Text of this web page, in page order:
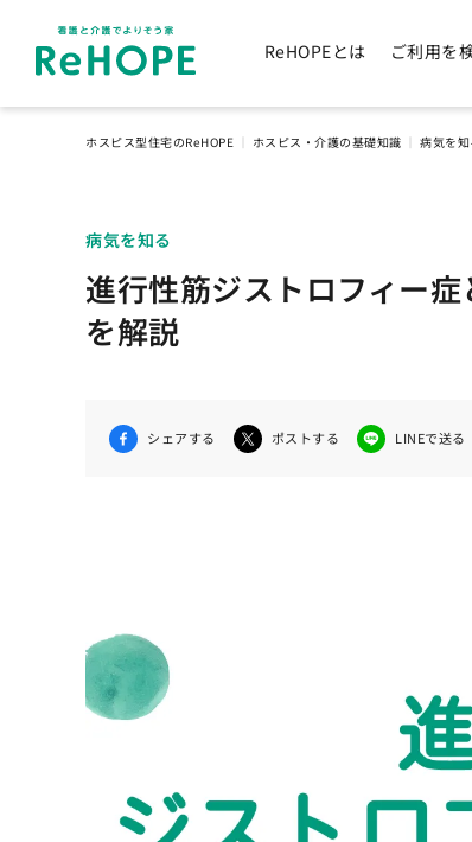
ReHOPEとは ご利用を
ホスピス型住宅のReHOPE ホスピス・介護の基礎知識 病気を知
病気を知る
進行性筋ジストロフィー
を解説
シェアする ポストする LINEで送る